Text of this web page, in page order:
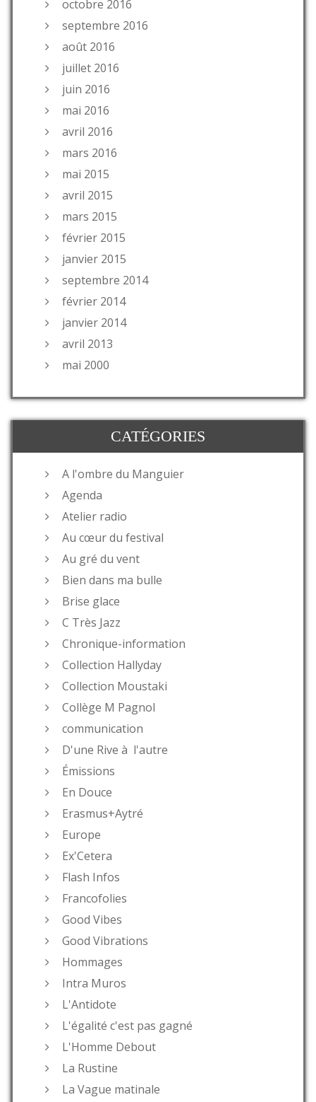
octobre 2016
septembre 2016
août 2016
juillet 2016
juin 2016
mai 2016
avril 2016
mars 2016
mai 2015
avril 2015
mars 2015
février 2015
janvier 2015
septembre 2014
février 2014
janvier 2014
avril 2013
mai 2000
CATÉGORIES
A l'ombre du Manguier
Agenda
Atelier radio
Au cœur du festival
Au gré du vent
Bien dans ma bulle
Brise glace
C Très Jazz
Chronique-information
Collection Hallyday
Collection Moustaki
Collège M Pagnol
communication
D'une Rive à l'autre
Émissions
En Douce
Erasmus+Aytré
Europe
Ex'Cetera
Flash Infos
Francofolies
Good Vibes
Good Vibrations
Hommages
Intra Muros
L'Antidote
L'égalité c'est pas gagné
L'Homme Debout
La Rustine
La Vague matinale